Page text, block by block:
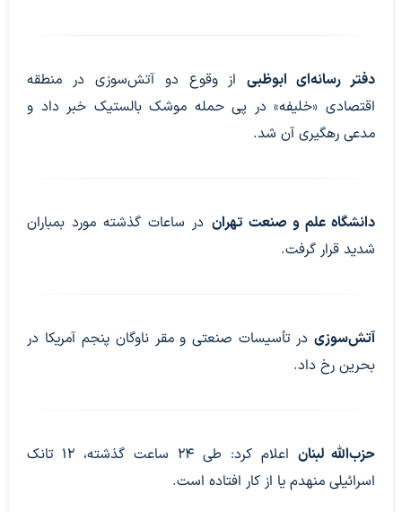
دفتر رسانه‌ای ابوظبیاز وقوع دو آتش‌سوزی در منطقه
اقتصادی «خلیفه» در پی حمله موشک بالستیک خبر داد و
مدعی رهگیری آن شد.
دانشگاه علم و صنعت تهران در ساعات گذشته مورد بمباران
شدید قرار گرفت.
آتش‌سوزی در تأسیسات صنعتی و مقر ناوگان پنجم آمریکا در
بحرین رخ داد.
حزب‌الله لبنان
اعلام کرد: طی ۲۴ ساعت گذشته، ۱۲ تانک
اسرائیلی منهدم یا از کار افتاده است.